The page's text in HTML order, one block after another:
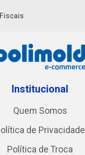
Institucional
Quem Somos
de Privacidade
Política de Troca